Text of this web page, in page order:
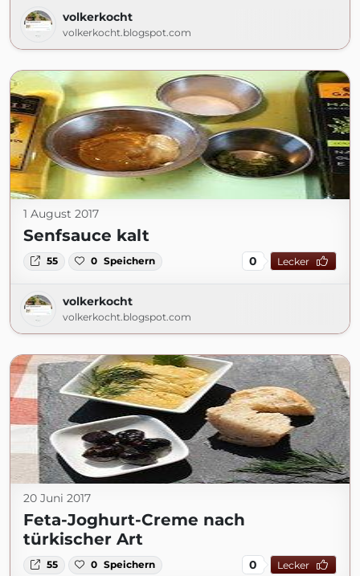
volkerkocht
volkerkocht.blogspot.com
1 August 2017
Senfsauce kalt
55 0 Speichern 0 Lecker
volkerkocht
volkerkocht.blogspot.com
20 Juni 2017
Feta-Joghurt-Creme nach
türkischer Art
55 0 Speichern 0 Lecker